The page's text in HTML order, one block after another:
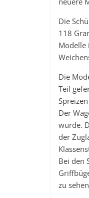
Die
118
Modelle
Die
Teil
Der
wurde.
der
Bei den
zu